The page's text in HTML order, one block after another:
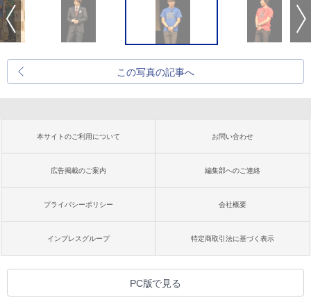
この写真の記事へ
本サイトのご利用について お問い合わせ
広告掲載のご案内 編集部へのご連絡
プライバシーポリシー 会社概要
インプレスグループ 特定商取引法に基づく表示
PC版で見る